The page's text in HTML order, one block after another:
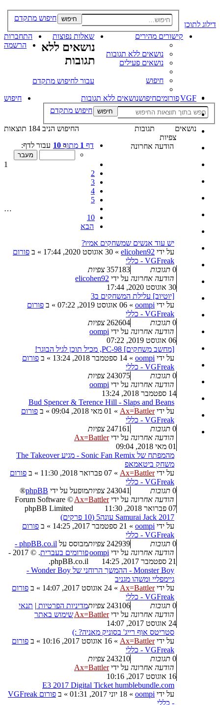
דילוג לתוכן
חיפוש חיפוש מתקדם
קישורים מהירים
נושאים ללא תגובות
נושאים פעילים
חיפוש
שאלות נפוצות
התחברות
הרשמה
VGFפורומיםחיפושנושאים ללא תגובות חיפוש
נושאים ללא
תגובות
עבור לחיפוש מתקדם
חיפוש חיפוש מתקדם
החיפוש הניב 184 תוצאות
דף 1 מתוך 10 עבור לדף:
1
2
3
4
5
…
10
הבא
נושאים
תגובות
צפיות
הודעה אחרונה
יש עוד אנשים שמשחקים אמיו?
על ידי elicohen92
» 30 אוגוסט 2020, 17:44 » ב פורום
VGFreak - כללי
0 תגובות 357183 צפיות
הודעה אחרונה על ידי elicohen92
30 אוגוסט 2020, 17:44
[יוטיוב] עלילת המשחקים ב3
על ידי oompi
» 06 אוגוסט 2019, 07:22 » ב פורום
VGFreak - כללי
0 תגובות 262604 צפיות
הודעה אחרונה על ידי oompi
06 אוגוסט 2019, 07:22
[מחשב משחקים] PC-98, מכיל תוכן לגיל הבוגר!
על ידי oompi
» 14 ספטמבר 2018, 13:24 » ב פורום
VGFreak - כללי
0 תגובות 243075 צפיות
הודעה אחרונה על ידי oompi
14 ספטמבר 2018, 13:24
Bud Spencer & Terence Hill - Slaps and Beans
על ידיAx=Battler
» 01 מאי 2018, 09:04 » ב פורום
VGFreak - כללי
0 תגובות 247161 צפיות
הודעה אחרונה על ידיAx=Battler
01 מאי 2018, 09:04
מהמפתח של Sonic Fan Remix - מגיע The Takeover
משחק ביטאמאפ
על ידיAx=Battler
» 07 פברואר 2018, 11:30 » ב פורום
VGFreak - כללי
0 תגובות 243041 צפיות
הודעה אחרונה על ידיAx=Battler
07 פברואר 2018, 11:30
Samurai Jack 2017 עונה5 (10 פרקים)
על ידי oompi
» 21 ספטמבר 2017, 14:25 » ב פורום
VGFreak - כללי
0 תגובות 242939 צפיות
הודעה אחרונה על ידי oompi
21 ספטמבר 2017, 14:25
Monster Boy - ההמשך הרוחני של Wonder Boy -
גיימפליי ומשהו מגניב
על ידיAx=Battler
» 24 אוגוסט 2017, 14:07 » ב פורום
VGFreak - כללי
0 תגובות 243106 צפיות
הודעה אחרונה על ידיAx=Battler
24 אוגוסט 2017, 14:07
סטריטס אוף רייג' בסוניק מאניה? :)
על ידיAx=Battler
» 16 אוגוסט 2017, 10:16 » ב פורום
VGFreak - כללי
0 תגובות 243210 צפיות
הודעה אחרונה על ידיAx=Battler
16 אוגוסט 2017, 10:16
E3 2017 Digital Ticket humblebundle.com
על ידי oompi
» 18 יוני 2017, 01:31 » ב
פורום VGFreak
- כללי
מופעל על ידי phpBB
®
Forum Software ©
phpBB Limited
מבוסס על
phpBB.co.il -
פורומים בעברית
. © 2017 -
phpBB.co.il.
מדיניות הפרטיות | תנאי
שימוש באתר